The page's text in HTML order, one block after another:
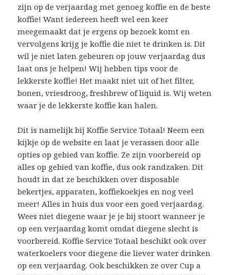
zijn op de verjaardag met genoeg koffie en de beste
koffie! Want iedereen heeft wel een keer
meegemaakt dat je ergens op bezoek komt en
vervolgens krijg je koffie die niet te drinken is. Dit
wil je niet laten gebeuren op jouw verjaardag dus
laat ons je helpen! Wij hebben tips voor de
lekkerste koffie! Het maakt niet uit of het filter,
bonen, vriesdroog, freshbrew of liquid is. Wij weten
waar je de lekkerste koffie kan halen.
Dit is namelijk bij Koffie Service Totaal! Neem een
kijkje op de website en laat je verassen door alle
opties op gebied van koffie. Ze zijn voorbereid op
alles op gebied van koffie, dus ook randzaken. Dit
houdt in dat ze beschikken over disposable
bekertjes, apparaten, koffiekoekjes en nog veel
meer! Alles in huis dus voor een goed verjaardag.
Wees niet diegene waar je je bij stoort wanneer je
op een verjaardag komt omdat diegene slecht is
voorbereid. Koffie Service Totaal beschikt ook over
waterkoelers voor diegene die liever water drinken
op een verjaardag. Ook beschikken ze over Cup a